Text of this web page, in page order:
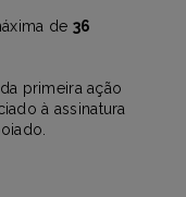
de 36
primeira ação
à assinatura